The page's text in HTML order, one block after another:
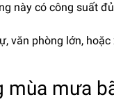
này có công suất
văn phòng lớn, hoặc
mùa mưa